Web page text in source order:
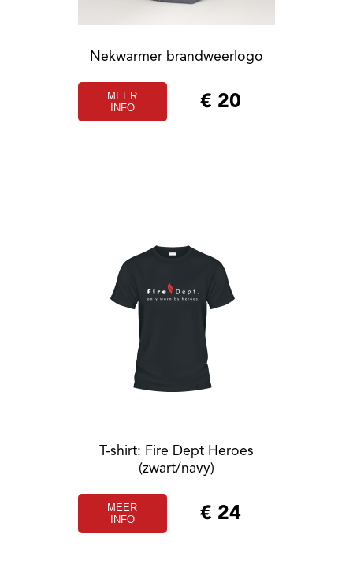
Nekwarmer brandweerlogo
MEER
INFO
€ 20
T-shirt: Fire Dept Heroes
(zwart/navy)
MEER
INFO
€ 24